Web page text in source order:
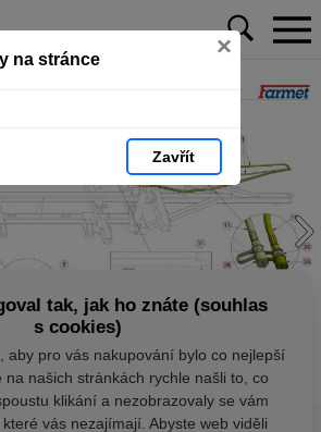
na stránce ×
Zavřít
tak, jak ho znáte (souhlas
s cookies)
aby pro vás nakupování bylo co nejlepší
na našich stránkách rychle našli to, co
klikání a nezobrazovaly se vám
vás nezajímají. Abyste web viděli